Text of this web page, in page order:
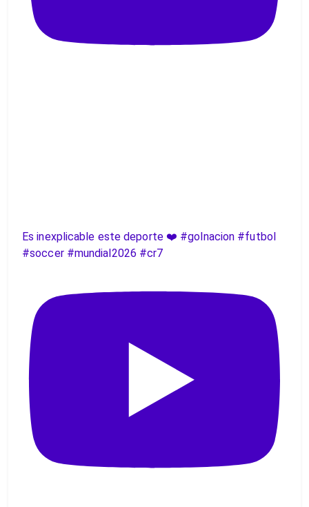
Es inexplicable este deporte ❤️ #golnacion #futbol
#soccer #mundial2026 #cr7